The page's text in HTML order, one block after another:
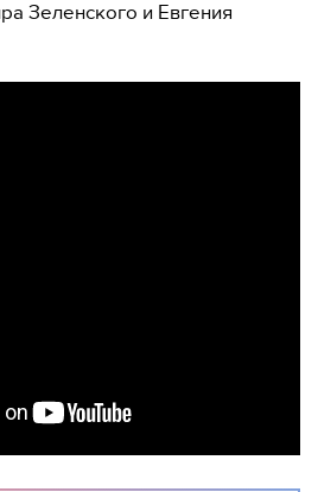
Зеленского и Евгения